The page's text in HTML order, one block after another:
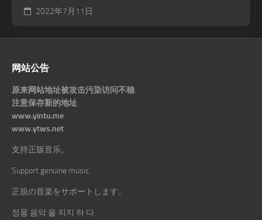
2022年7月11日
网站公告
原来网站地址被攻击污染访问不稳
注意保存新的地址
www.yintu.me
www.ytws.net
支持正版音乐。
Support genuine music.
正規の音楽をサポートします。
정품 음악 을 지지 하 다.